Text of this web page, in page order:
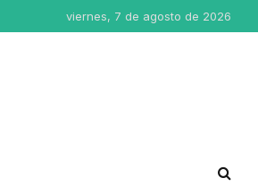
viernes, 7 de agosto de 2026